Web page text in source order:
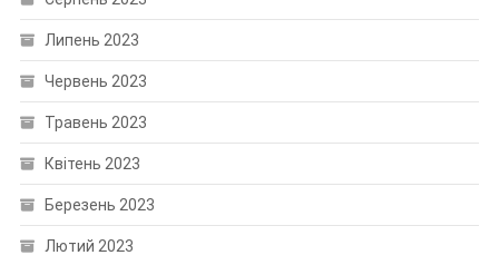
Липень 2023
Червень 2023
Травень 2023
Квітень 2023
Березень 2023
Лютий 2023